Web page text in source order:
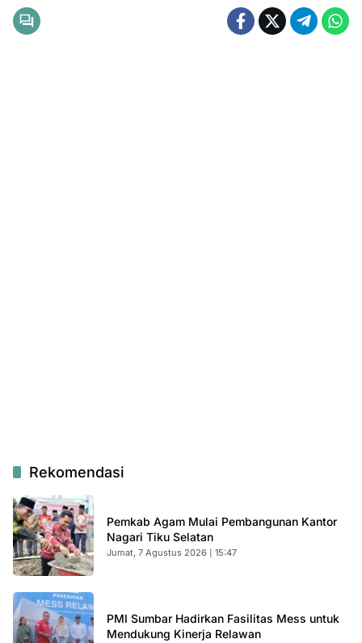
Rekomendasi
Pemkab Agam Mulai Pembangunan Kantor
Nagari Tiku Selatan
Jumat, 7 Agustus 2026 | 15:47
PMI Sumbar Hadirkan Fasilitas Mess untuk
Mendukung Kinerja Relawan